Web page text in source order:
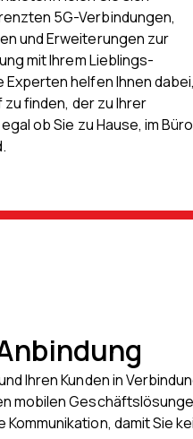
5G-Verbindungen,
und Erweiterungen zur
mit Ihrem Lieblings-
helfen Ihnen dabei,
finden, der zu Ihrer
ob Sie zu Hause, im Büro
Ihren Kunden in
mobilen
damit Sie